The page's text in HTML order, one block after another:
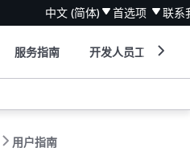
中文 (简体) 首选项 联系
服务指南 开发人员工具
用户指南